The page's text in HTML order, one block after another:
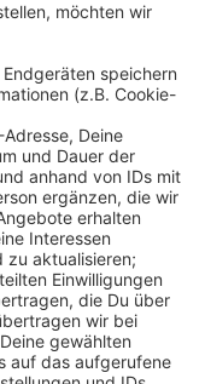
Kapazität.
als 80 Prozent
kann der Kunde
in Anspruch
überhaupt
und